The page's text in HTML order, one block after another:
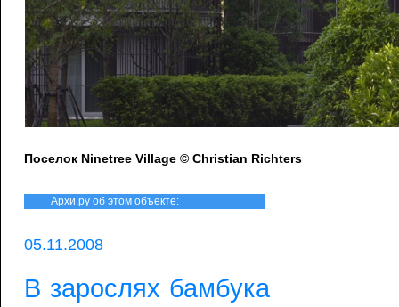
Поселок Ninetree Village © Christian Richters
Архи.ру об этом объекте:
05.11.2008
В зарослях бамбука